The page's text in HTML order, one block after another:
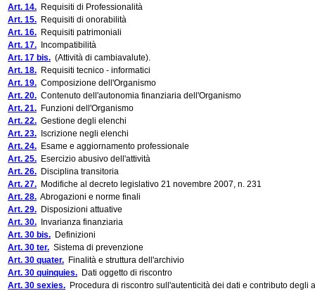
Art. 14. Requisiti di Professionalità
Art. 15. Requisiti di onorabilità
Art. 16. Requisiti patrimoniali
Art. 17. Incompatibilità
Art. 17 bis. (Attività di cambiavalute).
Art. 18. Requisiti tecnico - informatici
Art. 19. Composizione dell'Organismo
Art. 20. Contenuto dell'autonomia finanziaria dell'Organismo
Art. 21. Funzioni dell'Organismo
Art. 22. Gestione degli elenchi
Art. 23. Iscrizione negli elenchi
Art. 24. Esame e aggiornamento professionale
Art. 25. Esercizio abusivo dell'attività
Art. 26. Disciplina transitoria
Art. 27. Modifiche al decreto legislativo 21 novembre 2007, n. 231
Art. 28. Abrogazioni e norme finali
Art. 29. Disposizioni attuative
Art. 30. Invarianza finanziaria
Art. 30 bis. Definizioni
Art. 30 ter. Sistema di prevenzione
Art. 30 quater. Finalità e struttura dell'archivio
Art. 30 quinquies. Dati oggetto di riscontro
Art. 30 sexies. Procedura di riscontro sull'autenticità dei dati e contributo degli